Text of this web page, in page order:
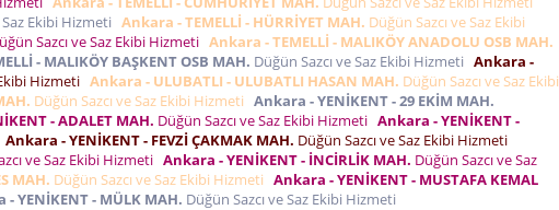
Saz Ekibi Hizmeti Ankara - TEMELLİ - HÜRRİYET MAH. Düğün Sazcı ve Saz Ekibi
Sazcı ve Saz Ekibi Hizmeti Ankara - TEMELLİ - MALIKÖY ANADOLU OSB MAH.
- MALIKÖY BAŞKENT OSB MAH. Düğün Sazcı ve Saz Ekibi Hizmeti Ankara -
Hizmeti Ankara - ULUBATLI - ULUBATLI HASAN MAH. Düğün Sazcı ve Saz Ekibi
Düğün Sazcı ve Saz Ekibi Hizmeti Ankara - YENİKENT - 29 EKİM MAH.
- ADALET MAH. Düğün Sazcı ve Saz Ekibi Hizmeti Ankara - YENİKENT -
Ankara - YENİKENT - FEVZİ ÇAKMAK MAH. Düğün Sazcı ve Saz Ekibi Hizmeti
ve Saz Ekibi Hizmeti Ankara - YENİKENT - İNCİRLİK MAH. Düğün Sazcı ve Saz
MAH. Düğün Sazcı ve Saz Ekibi Hizmeti Ankara - YENİKENT - MUSTAFA KEMAL
- YENİKENT - MÜLK MAH. Düğün Sazcı ve Saz Ekibi Hizmeti